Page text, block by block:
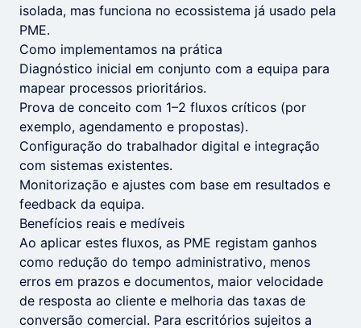
isolada, mas funciona no ecossistema já usado pela
PME.
Como implementamos na prática
Diagnóstico inicial em conjunto com a equipa para
mapear processos prioritários.
Prova de conceito com 1–2 fluxos críticos (por
exemplo, agendamento e propostas).
Configuração do trabalhador digital e integração
com sistemas existentes.
Monitorização e ajustes com base em resultados e
feedback da equipa.
Benefícios reais e medíveis
Ao aplicar estes fluxos, as PME registam ganhos
como redução do tempo administrativo, menos
erros em prazos e documentos, maior velocidade
de resposta ao cliente e melhoria das taxas de
conversão comercial. Para escritórios sujeitos a